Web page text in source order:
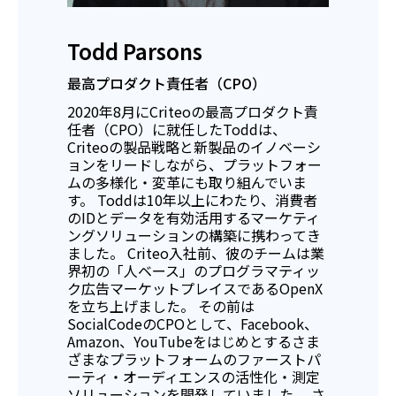
Todd Parsons
最高プロダクト責任者（CPO）
2020年8月にCriteoの最高プロダクト責
任者（CPO）に就任したToddは、
Criteoの製品戦略と新製品のイノベーシ
ョンをリードしながら、プラットフォー
ムの多様化・変革にも取り組んでいま
す。 Toddは10年以上にわたり、消費者
のIDとデータを有効活用するマーケティ
ングソリューションの構築に携わってき
ました。 Criteo入社前、彼のチームは業
界初の「人ベース」のプログラマティッ
ク広告マーケットプレイスであるOpenX
を立ち上げました。 その前は
SocialCodeのCPOとして、Facebook、
Amazon、YouTubeをはじめとするさま
ざまなプラットフォームのファーストパ
ーティ・オーディエンスの活性化・測定